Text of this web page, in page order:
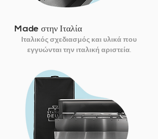
Made στην Ιταλία
Ιταλικός σχεδιασμός και υλικά που
εγγυώνται την ιταλική αριστεία.